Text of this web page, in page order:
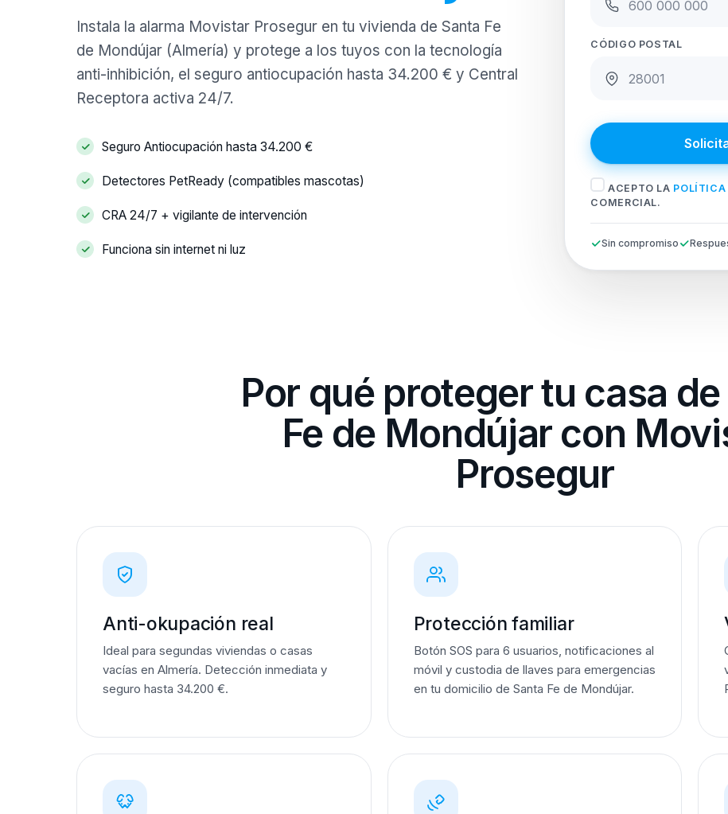
Instala la alarma Movistar Prosegur en tu vivienda de Santa Fe
de Mondújar (Almería) y protege a los tuyos con la tecnología
anti-inhibición, el seguro antiocupación hasta 34.200 € y Central
Receptora activa 24/7.
Seguro Antiocupación hasta 34.200 €
Detectores PetReady (compatibles mascotas)
CRA 24/7 + vigilante de intervención
Funciona sin internet ni luz
CÓDIGO POSTAL
ACEPTO LA POLÍTICA
COMERCIAL.
Sin compromiso
Por qué proteger tu casa
Fe de Mondújar con
Prosegur
Anti-okupación real
Ideal para segundas viviendas o casas
vacías en Almería. Detección inmediata y
seguro hasta 34.200 €.
Protección familiar
Botón SOS para 6 usuarios, notificaciones al
móvil y custodia de llaves para emergencias
en tu domicilio de Santa Fe de Mondújar.